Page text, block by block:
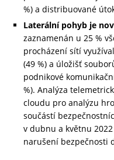
%) a distribuované
Laterální pohyb je
zaznamenán u 25 %
procházení sítí
(49 %) a úložišť
podnikové
%). Analýza
cloudu pro analýzu
součástí
v dubnu a květnu
narušení bezpečnosti